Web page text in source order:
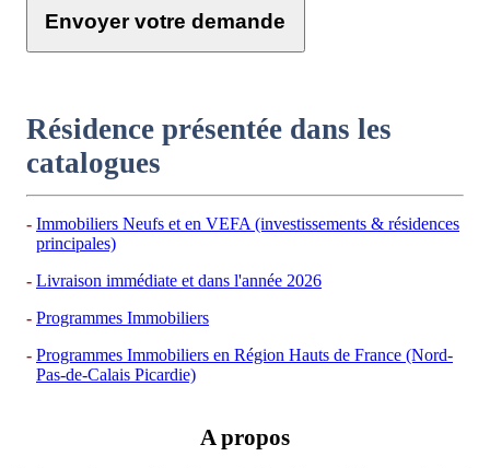
Envoyer votre demande
Résidence présentée dans les
catalogues
Immobiliers Neufs et en VEFA (investissements & résidences
principales)
Livraison immédiate et dans l'année 2026
Programmes Immobiliers
Programmes Immobiliers en Région Hauts de France (Nord-
Pas-de-Calais Picardie)
A propos